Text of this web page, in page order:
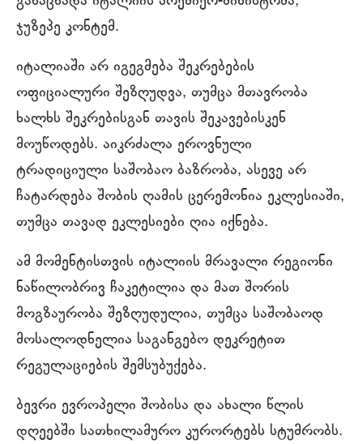
ჯუზეპე კონტემ.
იტალიაში არ იგეგმება შეკრებების
ოფიციალური შეზღუდვა, თუმცა მთავრობა
ხალხს შეკრებისგან თავის შეკავებისკენ
მოუწოდებს. აიკრძალა ეროვნული
ტრადიციული საშობაო ბაზრობა, ასევე არ
ჩატარდება შობის ღამის ცერემონია ეკლესიაში,
თუმცა თავად ეკლესიები ღია იქნება.
ამ მომენტისთვის იტალიის მრავალი რეგიონი
ნაწილობრივ ჩაკეტილია და მათ შორის
მოგზაურობა შეზღუდულია, თუმცა საშობაოდ
მოსალოდნელია საგანგებო დეკრეტით
რეგულაციების შემსუბუქება.
ბევრი ევროპელი შობისა და ახალი წლის
დღეებში სათხილამურო კურორტებს სტუმრობს.